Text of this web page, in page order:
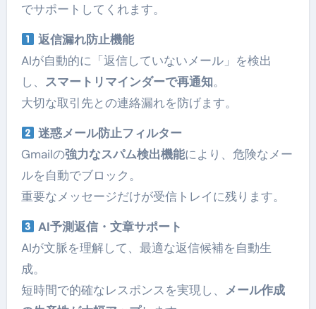
でサポートしてくれます。
返信漏れ防止機能
AIが自動的に「返信していないメール」を検出
し、 スマートリマインダーで再通知。
大切な取引先との連絡漏れを防げます。
迷惑メール防止フィルター
Gmailの強力なスパム検出機能により、危険なメー
ルを自動でブロック。
重要なメッセージだけが受信トレイに残ります。
AI予測返信・文章サポート
AIが文脈を理解して、最適な返信候補を自動生
成。
短時間で的確なレスポンスを実現し、 メール作成